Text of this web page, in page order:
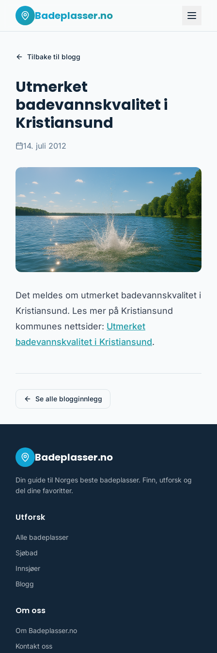
Badeplasser.no
Tilbake til blogg
Utmerket
badevannskvalitet i
Kristiansund
14. juli 2012
Det meldes om utmerket badevannskvalitet i
Kristiansund. Les mer på Kristiansund
kommunes nettsider: Utmerket
badevannskvalitet i Kristiansund.
Se alle blogginnlegg
Badeplasser.no
Din guide til Norges beste badeplasser. Finn, utforsk og
del dine favoritter.
Utforsk
Alle badeplasser
Sjøbad
Innsjøer
Blogg
Om oss
Om Badeplasser.no
Kontakt oss